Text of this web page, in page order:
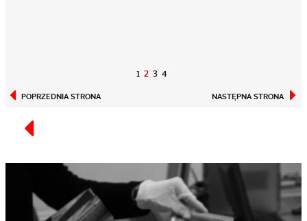
POPRZEDNIA STRONA
1 2 3 4
NASTĘPNA STRONA